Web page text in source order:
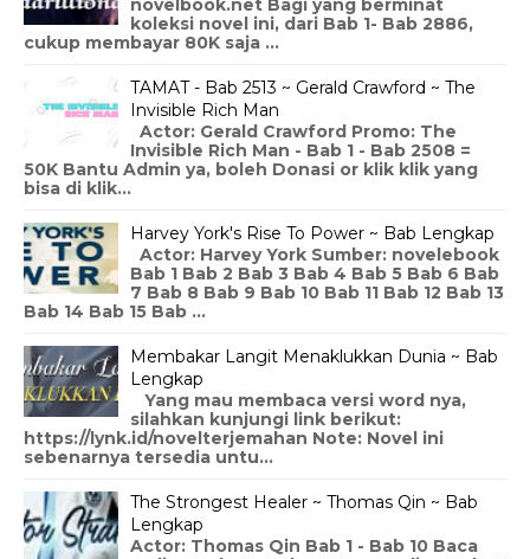
koleksi novel ini, dari Bab 1- Bab 2886,
cukup membayar 80K saja ...
TAMAT - Bab 2513 ~ Gerald Crawford ~ The
Invisible Rich Man
Actor: Gerald Crawford Promo: The
Invisible Rich Man - Bab 1 - Bab 2508 =
50K Bantu Admin ya, boleh Donasi or klik klik yang
bisa di klik...
Harvey York's Rise To Power ~ Bab Lengkap
Actor: Harvey York Sumber: novelebook
Bab 1 Bab 2 Bab 3 Bab 4 Bab 5 Bab 6 Bab
7 Bab 8 Bab 9 Bab 10 Bab 11 Bab 12 Bab 13
Bab 14 Bab 15 Bab ...
Membakar Langit Menaklukkan Dunia ~ Bab
Lengkap
Yang mau membaca versi word nya,
silahkan kunjungi link berikut:
https://lynk.id/novelterjemahan Note: Novel ini
sebenarnya tersedia untu...
The Strongest Healer ~ Thomas Qin ~ Bab
Lengkap
Actor: Thomas Qin Bab 1 - Bab 10 Baca